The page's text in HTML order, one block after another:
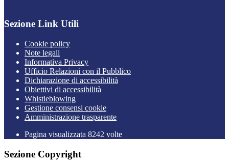
Sezione Link Utili
Cookie policy
Note legali
Informativa Privacy
Ufficio Relazioni con il Pubblico
Dichiarazione di accessibilità
Obiettivi di accessibilità
Whistleblowing
Gestione consensi cookie
Amministrazione trasparente
Pagina visualizzata 8242 volte
Sezione Copyright